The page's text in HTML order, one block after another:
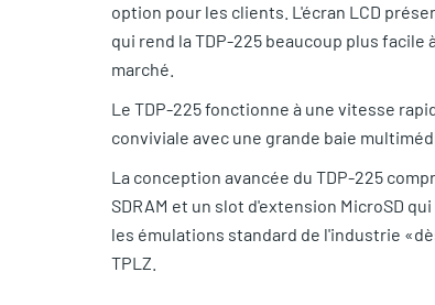
option pour les clients. L'écran LCD
qui rend la TDP-225 beaucoup plus
marché.
Le TDP-225 fonctionne à une vitesse
conviviale avec une grande baie
La conception avancée du TDP-225
SDRAM et un slot d'extension MicroSD
les émulations standard de l'industrie
TPLZ.